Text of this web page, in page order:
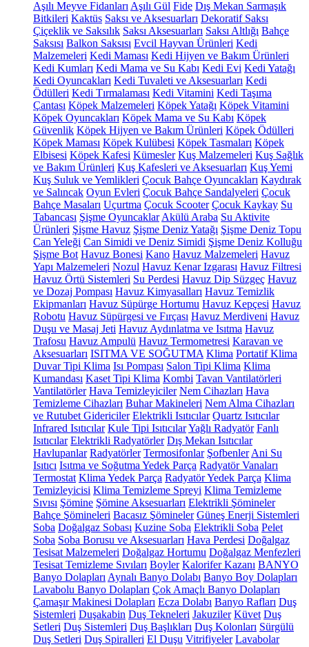
Aşılı Meyve Fidanları Aşılı Gül Fide Dış Mekan Sarmaşık
Bitkileri Kaktüs Saksı ve Aksesuarları Dekoratif Saksı
Çiçeklik ve Saksılık Saksı Aksesuarları Saksı Altlığı Bahçe
Saksısı Balkon Saksısı Evcil Hayvan Ürünleri Kedi
Malzemeleri Kedi Maması Kedi Hijyen ve Bakım Ürünleri
Kedi Kumları Kedi Mama ve Su Kabı Kedi Evi Kedi Yatağı
Kedi Oyuncakları Kedi Tuvaleti ve Aksesuarları Kedi
Ödülleri Kedi Tırmalaması Kedi Vitamini Kedi Taşıma
Çantası Köpek Malzemeleri Köpek Yatağı Köpek Vitamini
Köpek Oyuncakları Köpek Mama ve Su Kabı Köpek
Güvenlik Köpek Hijyen ve Bakım Ürünleri Köpek Ödülleri
Köpek Maması Köpek Kulübesi Köpek Tasmaları Köpek
Elbisesi Köpek Kafesi Kümesler Kuş Malzemeleri Kuş Sağlık
ve Bakım Ürünleri Kuş Kafesleri ve Aksesuarları Kuş Yemi
Kuş Suluk ve Yemlikleri Çocuk Bahçe Oyuncakları Kaydırak
ve Salıncak Oyun Evleri Çocuk Bahçe Sandalyeleri Çocuk
Bahçe Masaları Uçurtma Çocuk Scooter Çocuk Kaykay Su
Tabancası Şişme Oyuncaklar Akülü Araba Su Aktivite
Ürünleri Şişme Havuz Şişme Deniz Yatağı Şişme Deniz Topu
Can Yeleği Can Simidi ve Deniz Simidi Şişme Deniz Kolluğu
Şişme Bot Havuz Bonesi Kano Havuz Malzemeleri Havuz
Yapı Malzemeleri Nozul Havuz Kenar Izgarası Havuz Filtresi
Havuz Örtü Sistemleri Su Perdesi Havuz Dip Süzgeç Havuz
ve Dozaj Pompası Havuz Kimyasalları Havuz Temizlik
Ekipmanları Havuz Süpürge Hortumu Havuz Kepçesi Havuz
Robotu Havuz Süpürgesi ve Fırçası Havuz Merdiveni Havuz
Duşu ve Masaj Jeti Havuz Aydınlatma ve Isıtma Havuz
Trafosu Havuz Ampulü Havuz Termometresi Karavan ve
Aksesuarları ISITMA VE SOĞUTMA Klima Portatif Klima
Duvar Tipi Klima Isı Pompası Salon Tipi Klima Klima
Kumandası Kaset Tipi Klima Kombi Tavan Vantilatörleri
Vantilatörler Hava Temizleyiciler Nem Cihazları Hava
Temizleme Cihazları Buhar Makineleri Nem Alma Cihazları
ve Rutubet Gidericiler Elektrikli Isıtıcılar Quartz Isıtıcılar
Infrared Isıtıcılar Kule Tipi IsıtıcılarYağlı Radyatör Fanlı
Isıtıcılar Elektrikli Radyatörler Dış Mekan Isıtıcılar
Havlupanlar Radyatörler Termosifonlar Şofbenler Ani Su
Isıtıcı Isıtma ve Soğutma Yedek Parça Radyatör Vanaları
Termostat Klima Yedek Parça Radyatör Yedek Parça Klima
Temizleyicisi Klima Temizleme Spreyi Klima Temizleme
Sıvısı Şömine Şömine Aksesuarları Elektrikli Şömineler
Bahçe Şömineleri Bacasız Şömineler Güneş Enerji Sistemleri
Soba Doğalgaz Sobası Kuzine Soba Elektrikli Soba Pelet
Soba Soba Borusu ve Aksesuarları Hava Perdesi Doğalgaz
Tesisat Malzemeleri Doğalgaz Hortumu Doğalgaz Menfezleri
Tesisat Temizleme Sıvıları Boyler Kalorifer Kazanı BANYO
Banyo Dolapları Aynalı Banyo Dolabı Banyo Boy Dolapları
Lavabolu Banyo Dolapları Çok Amaçlı Banyo Dolapları
Çamaşır Makinesi Dolapları Ecza Dolabı Banyo Rafları Duş
Sistemleri Duşakabin Duş Tekneleri Jakuziler Küvet Duş
Setleri Duş Sistemleri Duş Başlıkları Duş Kolonları Sürgülü
Duş Setleri Duş Spiralleri El Duşu Vitrifiyeler Lavabolar